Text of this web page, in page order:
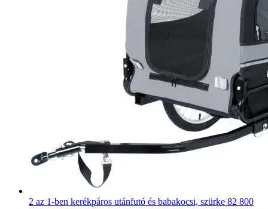
2 az 1-ben kerékpáros utánfutó és babakocsi, szürke 82 800